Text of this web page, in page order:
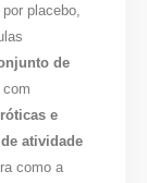
placebo,
de
, com
e
atividade
como a